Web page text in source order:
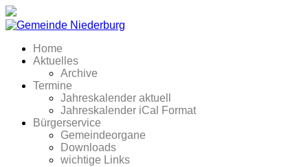
Home
Aktuelles
Archive
Termine
Jahreskalender aktuell
Jahreskalender iCal Format
Bürgerservice
Gemeindeorgane
Downloads
wichtige Links